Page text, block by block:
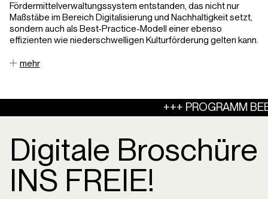
Fördermittelverwaltungssystem entstanden, das nicht nur
Maßstäbe im Bereich Digitalisierung und Nachhaltigkeit setzt,
sondern auch als Best-Practice-Modell einer ebenso
effizienten wie niederschwelligen Kulturförderung gelten kann.
mehr
+++ PROGRAMM
Digitale Broschüre
INS FREIE!